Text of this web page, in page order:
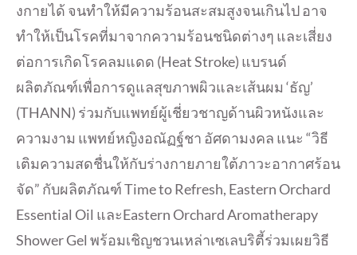
งกายได้ จนทำให้มีความร้อนสะสมสูงจนเกินไป อาจ
ทำให้เป็นโรคที่มาจากความร้อนชนิดต่างๆ และเสี่ยง
ต่อการเกิดโรคลมแดด (Heat Stroke) แบรนด์
ผลิตภัณฑ์เพื่อการดูแลสุขภาพผิวและเส้นผม ‘ธัญ’
(THANN) ร่วมกับแพทย์ผู้เชี่ยวชาญด้านผิวหนังและ
ความงาม แพทย์หญิงอณัฏฐ์ชา อัศดามงคล แนะ “วิธี
เติมความสดชื่นให้กับร่างกายภายใต้ภาวะอากาศร้อน
จัด” กับผลิตภัณฑ์ Time to Refresh, Eastern Orchard
Essential Oil และEastern Orchard Aromatherapy
Shower Gel พร้อมเชิญชวนเหล่าเซเลบริตี้ร่วมเผยวิธี